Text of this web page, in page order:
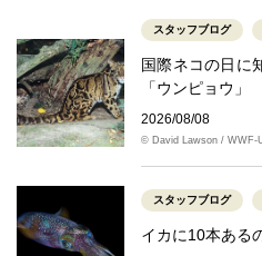
スタッフブログ
国際ネコの日に
「ウンピョウ」
2026/08/08
© David Lawson / WWF-
スタッフブログ
イカに10本ある